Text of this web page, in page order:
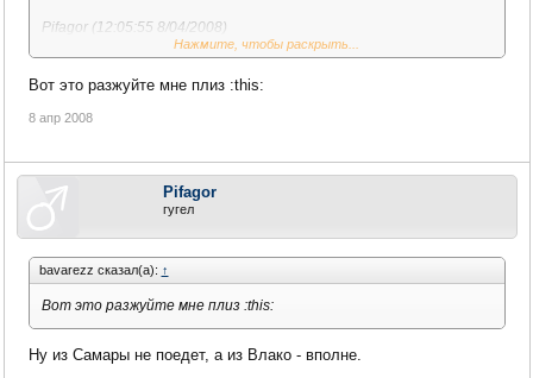
Pifagor (12:05:55 8/04/2008)
Poplavok (12:06:04 8/04/2008)
Нажмите, чтобы раскрыть...
Вот это разжуйте мне плиз :this:
8 апр 2008
Pifagor
гугел
bavarezz сказал(а): ↑
Вот это разжуйте мне плиз :this:
Ну из Самары не поедет, а из Влако - вполне.